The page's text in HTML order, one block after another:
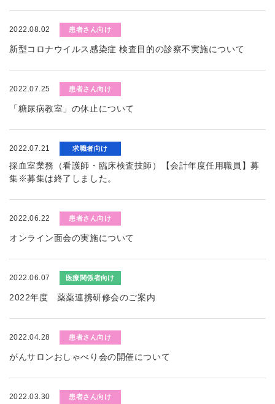
2022.08.02 患者さん向け
新型コロナウイルス感染症 検査目的の診察不実施について
2022.07.25 患者さん向け
「糖尿病教室」の休止について
2022.07.21 求職者向け
採血室業務（看護師・臨床検査技師）【会計年度任用職員】募
集※募集は終了しました。
2022.06.22 患者さん向け
オンライン面会の実施について
2022.06.07 医療関係者向け
2022年度 薬薬連携研修会のご案内
2022.04.28 患者さん向け
がんサロンおしゃべり会の開催について
2022.03.30 患者さん向け